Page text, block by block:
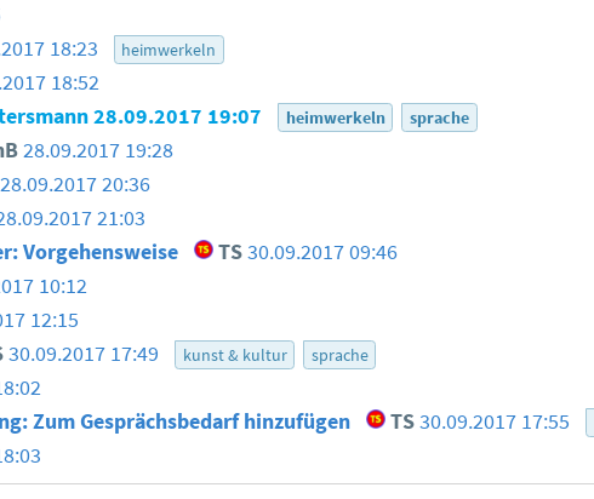
18:23 heimwerkeln
18:52
28.09.2017 19:07 heimwerkeln sprache
28.09.2017 19:28
28.09.2017 20:36
21:03
Vorgehensweise TS30.09.2017 09:46
10:12
12:15
30.09.2017 17:49 kunst & kultur sprache
Zum Gesprächsbedarf hinzufügen TS30.09.2017 17:55